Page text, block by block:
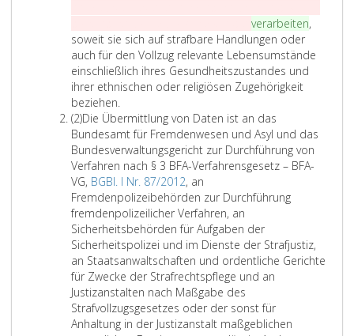
verarbeiten,
soweit sie sich auf strafbare Handlungen oder
auch für den Vollzug relevante Lebensumstände
einschließlich ihres Gesundheitszustandes und
ihrer ethnischen oder religiösen Zugehörigkeit
beziehen.
(2)A
b
s
a
t
z
2
Die Übermittlung von Daten ist an das
Bundesamt für Fremdenwesen und Asyl und das
Bundesverwaltungsgericht zur Durchführung von
Verfahren nach § 3 BFA-Verfahrensgesetz – BFA-
VG, BGBl. I Nr. 87/2012, an
Fremdenpolizeibehörden zur Durchführung
fremdenpolizeilicher Verfahren, an
Sicherheitsbehörden für Aufgaben der
Sicherheitspolizei und im Dienste der Strafjustiz,
an Staatsanwaltschaften und ordentliche Gerichte
für Zwecke der Strafrechtspflege und an
Justizanstalten nach Maßgabe des
Strafvollzugsgesetzes oder der sonst für
Anhaltung in der Justizanstalt maßgeblichen